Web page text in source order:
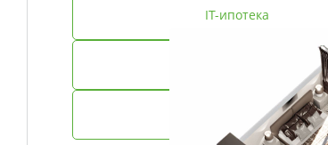
IT-ипотека
Базовая ипотека